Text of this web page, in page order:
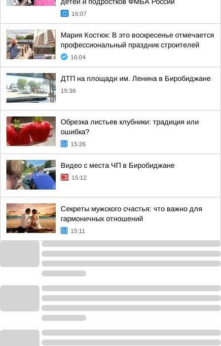
16:07
Мария Костюк: В это воскресенье отмечается
профессиональный праздник строителей
16:04
ДТП на площади им. Ленина в Биробиджане
15:36
Обрезка листьев клубники: традиция или
ошибка?
15:26
Видео с места ЧП в Биробиджане
15:12
Секреты мужского счастья: что важно для
гармоничных отношений
15:11